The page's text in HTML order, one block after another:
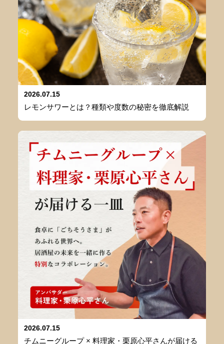
2026.07.15
レモンサワーとは？種類や度数の秘密を徹底解説
2026.07.15
チムニーグループ × 料理家・栗原心平さんが届ける